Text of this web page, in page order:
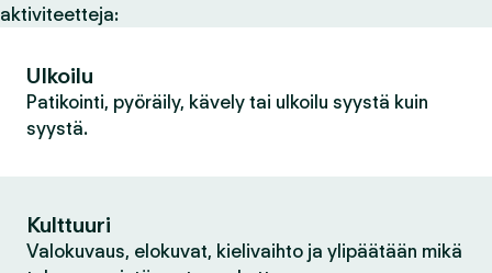
aktiviteetteja:
Ulkoilu
Patikointi, pyöräily, kävely tai ulkoilu syystä kuin
syystä.
Kulttuuri
Valokuvaus, elokuvat, kielivaihto ja ylipäätään mikä